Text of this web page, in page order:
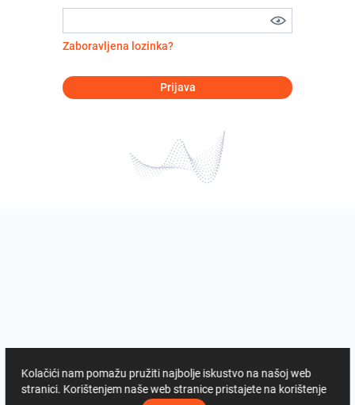
Zaboravljena lozinka?
Prijava
Kolačići nam pomažu pružiti najbolje iskustvo na našoj web
stranici. Korištenjem naše web stranice pristajete na korištenje